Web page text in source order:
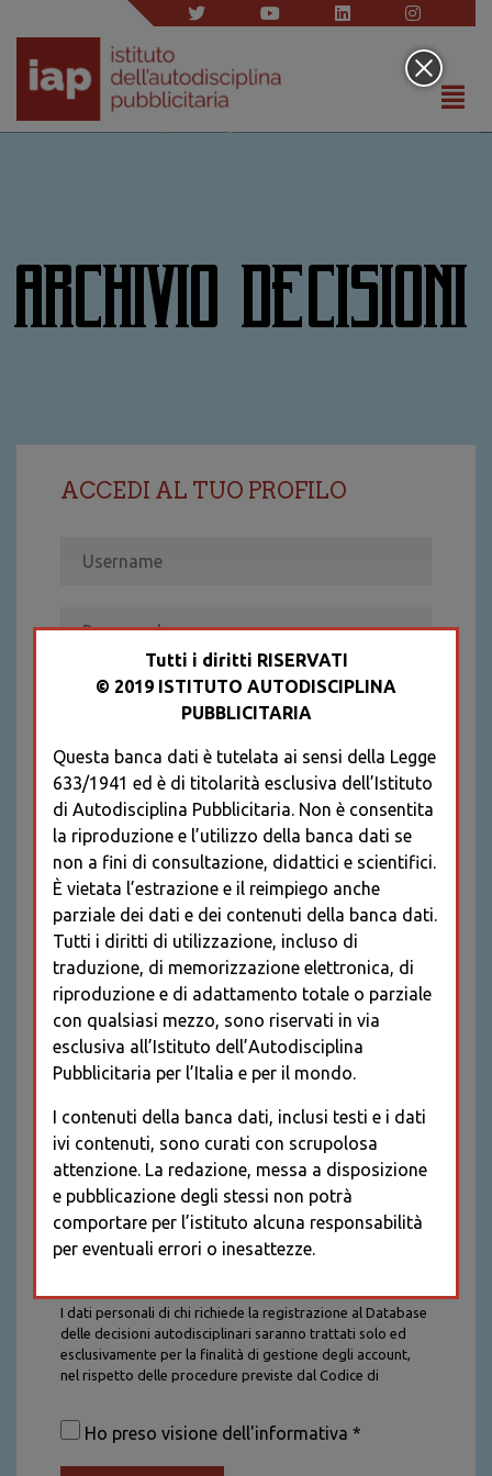
ARCHIVIO DECISIONI
ACCEDI AL TUO PROFILO
Recupera password
REGISTRATI
* I CAMPI CONTRASSEGNATI SONO
OBBLIGATORI
I dati personali di chi richiede la registrazione al Database
delle decisioni autodisciplinari saranno trattati solo ed
esclusivamente per la finalità di gestione degli account,
nel rispetto delle procedure previste dal Codice di
saranno trattati con tutte le cautele richieste dalla legge e
saranno conservati per la durata stabilita caso per caso
Ho preso visione dell'informativa *
Tutti i diritti RISERVATI
© 2019 ISTITUTO AUTODISCIPLINA
PUBBLICITARIA
Questa banca dati è tutelata ai sensi della Legge
633/1941 ed è di titolarità esclusiva dell’Istituto
di Autodisciplina Pubblicitaria. Non è consentita
la riproduzione e l’utilizzo della banca dati se
non a fini di consultazione, didattici e scientifici.
È vietata l’estrazione e il reimpiego anche
parziale dei dati e dei contenuti della banca dati.
Tutti i diritti di utilizzazione, incluso di
traduzione, di memorizzazione elettronica, di
riproduzione e di adattamento totale o parziale
con qualsiasi mezzo, sono riservati in via
esclusiva all’Istituto dell’Autodisciplina
Pubblicitaria per l’Italia e per il mondo.
I contenuti della banca dati, inclusi testi e i dati
ivi contenuti, sono curati con scrupolosa
attenzione. La redazione, messa a disposizione
e pubblicazione degli stessi non potrà
comportare per l’istituto alcuna responsabilità
per eventuali errori o inesattezze.